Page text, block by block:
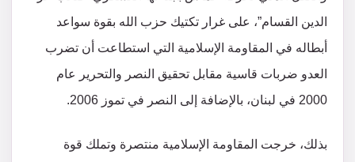
الدين القسام”، على غرار تكتيك حزب الله بقوة سواعد
أبطاله في المقاومة الإسلامية التي استطاعت أن تضرب
العدو ضربات قاسية مقابل تحقيق النصر والتحرير عام
2000 في لبنان، بالإضافة إلى النصر في تموز 2006.
بذلك، خرجت المقاومة الإسلامية منتصرة وتملك قوة